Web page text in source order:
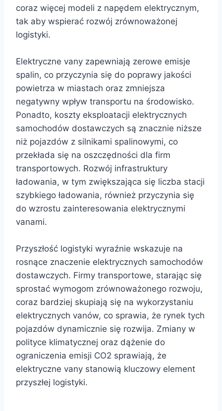
coraz więcej modeli z napędem elektrycznym,
tak aby wspierać rozwój zrównoważonej
logistyki.
Elektryczne vany zapewniają zerowe emisje
spalin, co przyczynia się do poprawy jakości
powietrza w miastach oraz zmniejsza
negatywny wpływ transportu na środowisko.
Ponadto, koszty eksploatacji elektrycznych
samochodów dostawczych są znacznie niższe
niż pojazdów z silnikami spalinowymi, co
przekłada się na oszczędności dla firm
transportowych. Rozwój infrastruktury
ładowania, w tym zwiększająca się liczba stacji
szybkiego ładowania, również przyczynia się
do wzrostu zainteresowania elektrycznymi
vanami.
Przyszłość logistyki wyraźnie wskazuje na
rosnące znaczenie elektrycznych samochodów
dostawczych. Firmy transportowe, starając się
sprostać wymogom zrównoważonego rozwoju,
coraz bardziej skupiają się na wykorzystaniu
elektrycznych vanów, co sprawia, że rynek tych
pojazdów dynamicznie się rozwija. Zmiany w
polityce klimatycznej oraz dążenie do
ograniczenia emisji CO2 sprawiają, że
elektryczne vany stanowią kluczowy element
przyszłej logistyki.